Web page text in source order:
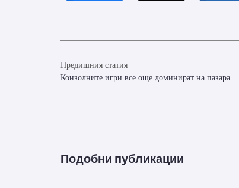
Предишния статия
Конзолните игри все още доминират на пазара
Подобни публикации